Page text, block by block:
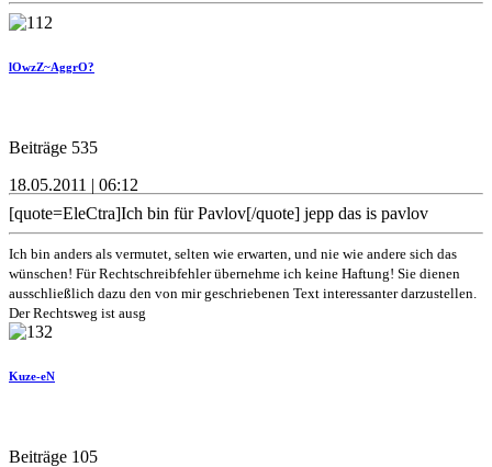
lOwzZ~AggrO?
Beiträge 535
18.05.2011 | 06:12
[quote=EleCtra]Ich bin für Pavlov[/quote] jepp das is pavlov
Ich bin anders als vermutet, selten wie erwarten, und nie wie andere sich das
wünschen! Für Rechtschreibfehler übernehme ich keine Haftung! Sie dienen
ausschließlich dazu den von mir geschriebenen Text interessanter darzustellen.
Der Rechtsweg ist ausg
Kuze-eN
Beiträge 105